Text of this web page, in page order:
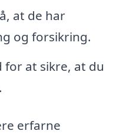
at de har
og forsikring.
at sikre, at du
erfarne